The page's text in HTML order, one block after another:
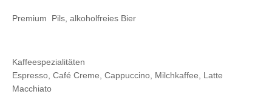
Premium Pils, alkoholfreies Bier
Kaffeespezialitäten
Espresso, Café Creme, Cappuccino, Milchkaffee, Latte
Macchiato